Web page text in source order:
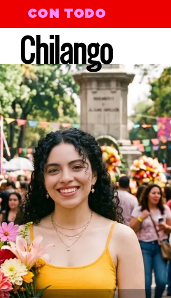
CON TODO